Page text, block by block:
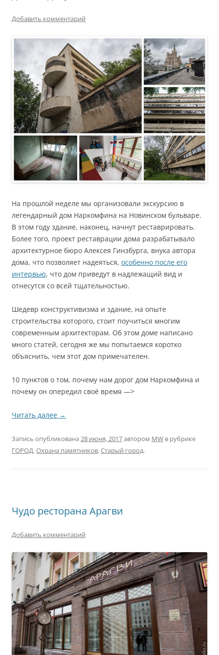
Добавить комментарий
На прошлой неделе мы организовали экскурсию в
легендарный дом Наркомфина на Новинском бульваре.
В этом году здание, наконец, начнут реставрировать.
Более того, проект реставрации дома разрабатывало
архитектурное бюро Алексея Гинзбурга, внука автора
дома, что позволяет надеяться, особенно после его
интервью, что дом приведут в надлежащий вид и
отнесутся со всей тщательностью.
Шедевр конструктивизма и здание, на опыте
строительства которого, стоит поучиться многим
современным архитекторам. Об этом доме написано
много статей, сегодня же мы попытаемся коротко
объяснить, чем этот дом примечателен.
10 пунктов о том, почему нам дорог дом Наркомфина и
почему он опередил своё время —>
Читать далее →
Запись опубликована 28 июня, 2017автором MW в рубрике
ГОРОД,Охрана памятников,Старый город.
Чудо ресторана Арагви
Добавить комментарий